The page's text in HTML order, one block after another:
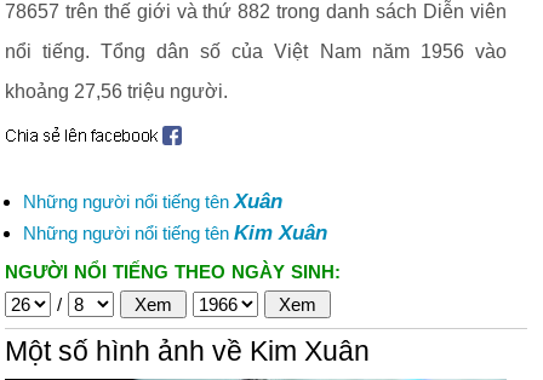
78657 trên thế giới và thứ 882 trong danh sách Diễn viên
nổi tiếng. Tổng dân số của Việt Nam năm 1956 vào
khoảng 27,56 triệu người.
Những người nổi tiếng tên Xuân
Những người nổi tiếng tên Kim Xuân
NGƯỜI NỔI TIẾNG THEO NGÀY SINH:
/
Một số hình ảnh về Kim Xuân